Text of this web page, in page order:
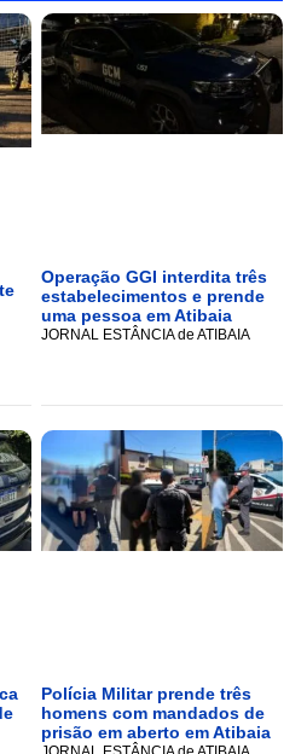
Operação GGI interdita três
estabelecimentos e prende
uma pessoa em Atibaia
JORNAL ESTÂNCIA de ATIBAIA
Polícia Militar prende três
homens com mandados de
prisão em aberto em Atibaia